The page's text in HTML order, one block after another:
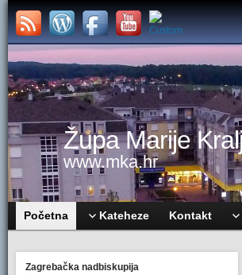
Župa Marije
www.mka.hr
Početna Kateheze Kontakt
Zagrebačka nadbiskupija